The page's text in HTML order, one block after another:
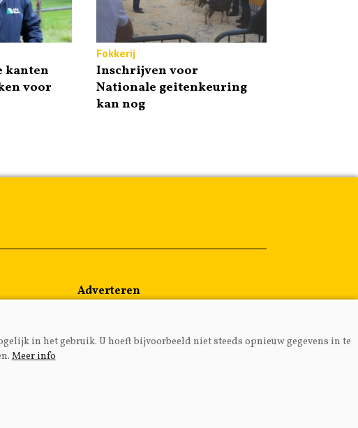
kanten
voor
Fokkerij
Inschrijven voor
Nationale geitenkeuring
kan nog
Adverteren
Over ons
in het gebruik. U hoeft bijvoorbeeld niet steeds opnieuw gegevens in te
Meer info